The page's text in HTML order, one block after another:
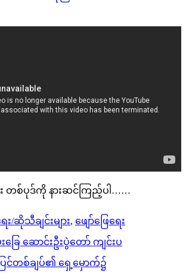
း တစ်ပုဒ်ကို နားဆင်ကြည့်ပါ……
/ဆိုသီချင်းများ, ဖျော်ဖြေရေး
ြေ ဆောင်းဦးပွဲတော် ကျင်းပ
ပြင်တစ်ချပ်၏ ရှေ့မှောက်၌